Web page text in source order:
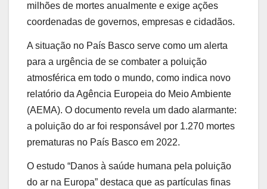
milhões de mortes anualmente e exige ações
coordenadas de governos, empresas e cidadãos.
A situação no País Basco serve como um alerta
para a urgência de se combater a poluição
atmosférica em todo o mundo, como indica novo
relatório da Agência Europeia do Meio Ambiente
(AEMA). O documento revela um dado alarmante:
a poluição do ar foi responsável por 1.270 mortes
prematuras no País Basco em 2022.
O estudo “Danos à saúde humana pela poluição
do ar na Europa” destaca que as partículas finas